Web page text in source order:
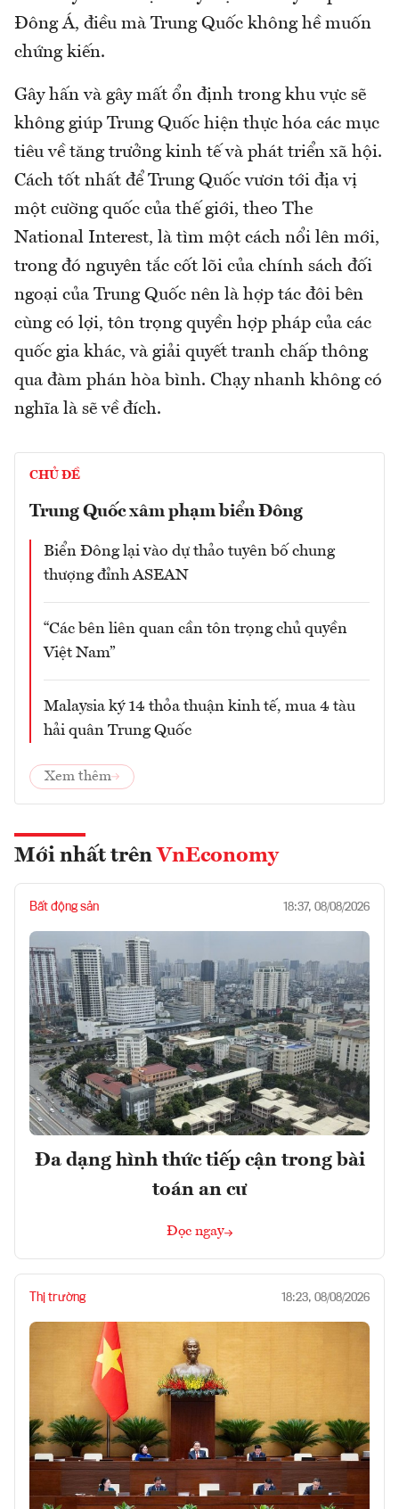
Đông Á, điều mà Trung Quốc không hề muốn
chứng kiến.
Gây hấn và gây mất ổn định trong khu vực sẽ
không giúp Trung Quốc hiện thực hóa các mục
tiêu về tăng trưởng kinh tế và phát triển xã hội.
Cách tốt nhất để Trung Quốc vươn tới địa vị
một cường quốc của thế giới, theo The
National Interest, là tìm một cách nổi lên mới,
trong đó nguyên tắc cốt lõi của chính sách đối
ngoại của Trung Quốc nên là hợp tác đôi bên
cùng có lợi, tôn trọng quyền hợp pháp của các
quốc gia khác, và giải quyết tranh chấp thông
qua đàm phán hòa bình. Chạy nhanh không có
nghĩa là sẽ về đích.
CHỦ ĐỀ
Trung Quốc xâm phạm biển Đông
Biển Đông lại vào dự thảo tuyên bố chung
thượng đỉnh ASEAN
“Các bên liên quan cần tôn trọng chủ quyền
Việt Nam”
Malaysia ký 14 thỏa thuận kinh tế, mua 4 tàu
hải quân Trung Quốc
Xem thêm
Mới nhất trên VnEconomy
Bất động sản 18:37, 08/08/2026
Đa dạng hình thức tiếp cận trong bài
toán an cư
Đọc ngay
Thị trường 18:23, 08/08/2026